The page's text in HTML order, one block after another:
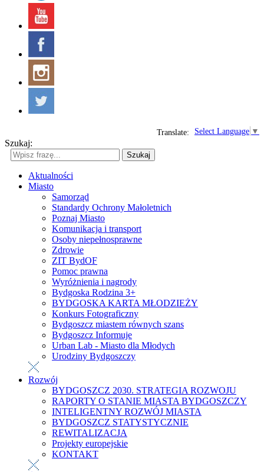
Select Language ▼
Translate:
Szukaj:
Szukaj
Aktualności
Miasto
Samorząd
Standardy Ochrony Małoletnich
Poznaj Miasto
Komunikacja i transport
Osoby niepełnosprawne
Zdrowie
ZIT BydOF
Pomoc prawna
Wyróżnienia i nagrody
Bydgoska Rodzina 3+
BYDGOSKA KARTA MŁODZIEŻY
Konkurs Fotograficzny
Bydgoszcz miastem równych szans
Bydgoszcz Informuje
Urban Lab - Miasto dla Młodych
Urodziny Bydgoszczy
Rozwój
BYDGOSZCZ 2030. STRATEGIA ROZWOJU
RAPORTY O STANIE MIASTA BYDGOSZCZY
INTELIGENTNY ROZWÓJ MIASTA
BYDGOSZCZ STATYSTYCZNIE
REWITALIZACJA
Projekty europejskie
KONTAKT